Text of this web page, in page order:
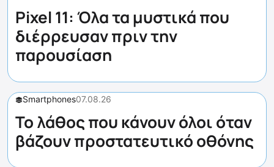
Pixel 11: Όλα τα μυστικά που
διέρρευσαν πριν την
παρουσίαση
Smartphones07.08.26
Το λάθος που κάνουν όλοι όταν
βάζουν προστατευτικό οθόνης